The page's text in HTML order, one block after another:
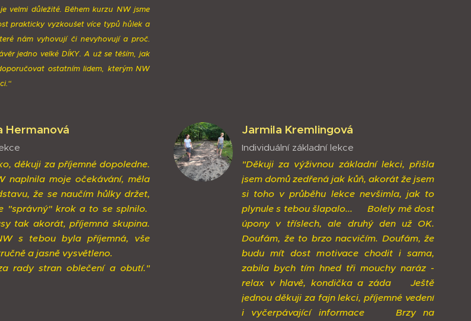
velmi důležité. Během kurzu NW jsme
prakticky vyzkoušet více typů hůlek a
nám vyhovují či nevyhovují a proč.
jedno velké DÍKY. A už se těším, jak
ostatním lidem, kterým NW
Hermanová
děkuji za příjemné dopoledne.
naplnila moje očekávání, měla
že se naučím hůlky držet,
"správný" krok a to se splnilo.
tak akorát, příjemná skupina.
s tebou byla příjemná, vše
a jasně vysvětleno.
rady stran oblečení a obutí."
Jarmila Kremlingová
Individuální základní lekce
"Děkuji za výživnou základní lekci, přišla
jsem domů zedřená jak kůň, akorát že jsem
si toho v průběhu lekce nevšimla, jak to
plynule s tebou šlapalo...
😀Bolely mě dost
úpony v tříslech, ale druhý den už OK.
Doufám, že to brzo nacvičím. Doufám, že
budu mít dost motivace chodit i sama,
zabila bych tím hned tři mouchy naráz -
relax v hlavě, kondička a záda
😀Ještě
jednou děkuji za fajn lekci, příjemné vedení
i vyčerpávající informace
Brzy na